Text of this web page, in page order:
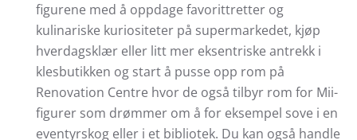
figurene med å oppdage favorittretter og
kulinariske kuriositeter på supermarkedet, kjøp
hverdagsklær eller litt mer eksentriske antrekk i
klesbutikken og start å pusse opp rom på
Renovation Centre hvor de også tilbyr rom for Mii-
figurer som drømmer om å for eksempel sove i en
eventyrskog eller i et bibliotek. Du kan også handle